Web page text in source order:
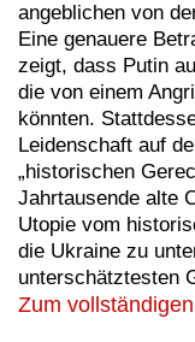
angeblichen von
Eine genauere
zeigt, dass Putin
die von einem
könnten.
Leidenschaft auf
„historischen
Jahrtausende alte
Utopie vom
die Ukraine zu
unterschätztesten
Zum vollständigen